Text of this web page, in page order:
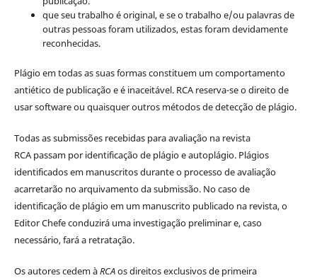
que seu trabalho é original, e se o trabalho e/ou palavras de
outras pessoas foram utilizados, estas foram devidamente
reconhecidas.
Plágio em todas as suas formas constituem um comportamento
antiético de publicação e é inaceitável. RCA reserva-se o direito de
usar software ou quaisquer outros métodos de detecção de plágio.
Todas as submissões recebidas para avaliação na revista
RCA passam por identificação de plágio e autoplágio. Plágios
identificados em manuscritos durante o processo de avaliação
acarretarão no arquivamento da submissão. No caso de
identificação de plágio em um manuscrito publicado na revista, o
Editor Chefe conduzirá uma investigação preliminar e, caso
necessário, fará a retratação.
Os autores cedem àRCAos direitos exclusivos de primeira